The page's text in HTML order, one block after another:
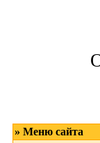
» Меню сайта